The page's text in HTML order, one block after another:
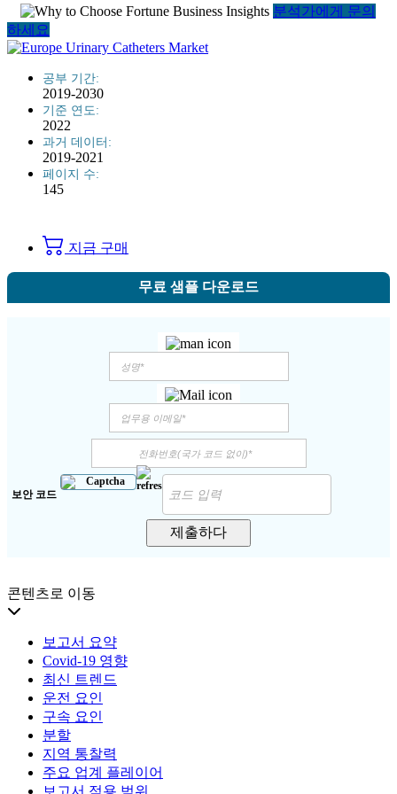
분석가에게 문의
하세요
공부 기간:
2019-2030
기준 연도:
2022
과거 데이터:
2019-2021
페이지 수:
145
지금 구매
무료 샘플 다운로드
보안 코드
제출하다
콘텐츠로 이동
보고서 요약
Covid-19 영향
최신 트렌드
운전 요인
구속 요인
분할
지역 통찰력
주요 업계 플레이어
보고서 적용 범위